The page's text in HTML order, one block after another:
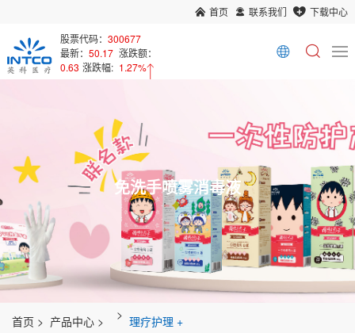
首页 联系我们
下载中心
股票代码：300677
最新：50.17 涨跌额：
0.63 涨跌幅: 1.27%
免洗手喷雾消毒液
首页 产品中心 理疗护理